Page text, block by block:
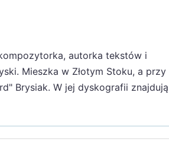
autorka tekstów i
Mieszka w Złotym Stoku, a przy
Brysiak. W jej dyskografii